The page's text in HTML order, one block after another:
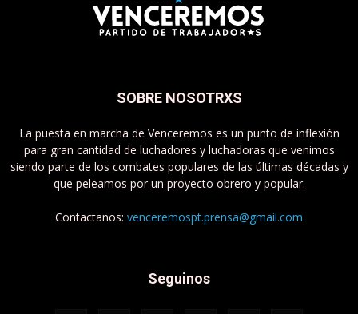
SOBRE NOSOTRXS
La puesta en marcha de Venceremos es un punto de inflexión
para gran cantidad de luchadores y luchadoras que venimos
siendo parte de los combates populares de las últimas décadas y
que peleamos por un proyecto obrero y popular.
Contactanos: venceremospt.prensa@gmail.com
Seguinos